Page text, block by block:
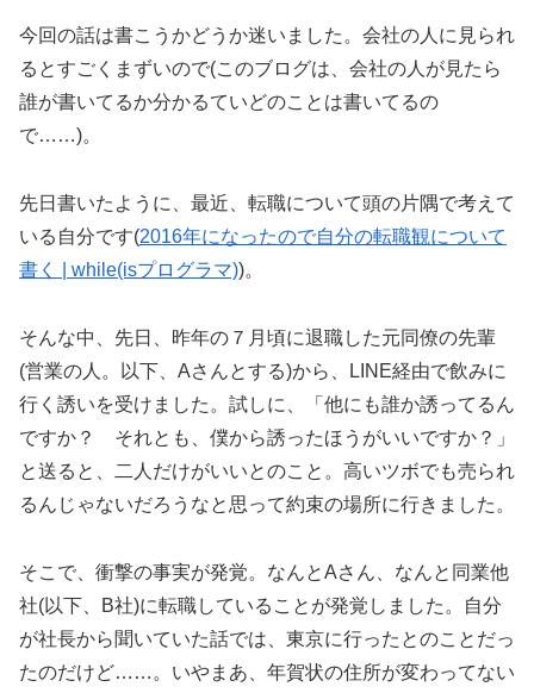
今回の話は書こうかどうか迷いました。会社の人に見られ
るとすごくまずいので(このブログは、会社の人が見たら
誰が書いてるか分かるていどのことは書いてるの
で……)。
先日書いたように、最近、転職について頭の片隅で考えて
いる自分です(2016年になったので自分の転職観について
書く | while(isプログラマ))。
そんな中、先日、昨年の７月頃に退職した元同僚の先輩
(営業の人。以下、Aさんとする)から、LINE経由で飲みに
行く誘いを受けました。試しに、「他にも誰か誘ってるん
ですか？ それとも、僕から誘ったほうがいいですか？」
と送ると、二人だけがいいとのこと。高いツボでも売られ
るんじゃないだろうなと思って約束の場所に行きました。
そこで、衝撃の事実が発覚。なんとAさん、なんと同業他
社(以下、B社)に転職していることが発覚しました。自分
が社長から聞いていた話では、東京に行ったとのことだっ
たのだけど……。いやまあ、年賀状の住所が変わってない